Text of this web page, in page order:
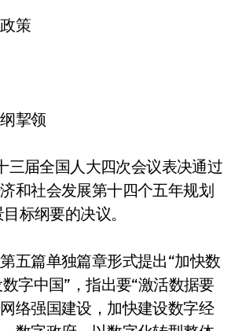
策
挈领
三届全国人大四次会议表决通过
和社会发展第十四个五年规划
标纲要的决议。
五篇单独篇章形式提出“加快数
字中国”，指出要“激活数据要
络强国建设，加快建设数字经